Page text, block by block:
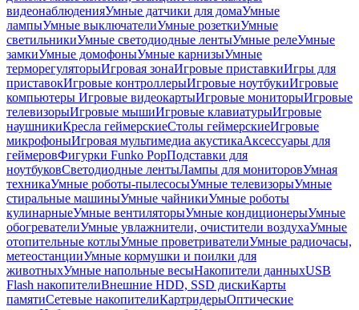
видеонаблюденияУмные датчики для домаУмные
лампыУмные выключателиУмные розеткиУмные
светильникиУмные светодиодные лентыУмные релеУмные
замкиУмные домофоныУмные карнизыУмные
терморегуляторыИгровая зонаИгровые приставкиИгры для
приставокИгровые контроллерыИгровые ноутбукиИгровые
компьютеры Игровые видеокартыИгровые мониторыИгровые
телевизорыИгровые мышиИгровые клавиатурыИгровые
наушникиКресла геймерскиеСтолы геймерскиеИгровые
микрофоныИгровая мультимедиа акустикаАксессуары для
геймеровФигурки Funko PopПодставки для
ноутбуковСветодиодные лентыЛампы для мониторовУмная
техникаУмные роботы-пылесосыУмные телевизорыУмные
стиральные машиныУмные чайникиУмные роботы
кулинарныеУмные вентиляторыУмные кондиционерыУмные
обогревателиУмные увлажнители, очистители воздухаУмные
отопительные котлыУмные проветривателиУмные радиочасы,
метеостанцииУмные кормушки и поилки для
животныхУмные напольные весыНакопители данныхUSB
Flash накопителиВнешние HDD, SSD дискиКарты
памятиСетевые накопителиКартридерыОптические